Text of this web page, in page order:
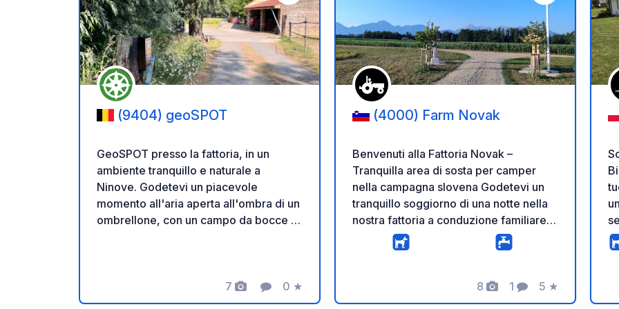
Aggiungi ai tuoi preferiti
(9404) geoSPOT
GeoSPOT presso la fattoria, in un
ambiente tranquillo e naturale a
Ninove. Godetevi un piacevole
momento all'aria aperta all'ombra di un
ombrellone, con un campo da bocce e
Ricordarsi di registrare il codice
7
Foto Commento
0
Valutazione
★
Aggiungi ai tuoi
(4000) Farm Novak
Benvenuti alla Fattoria Novak –
Tranquilla area di sosta per camper
nella campagna slovena Godetevi un
tranquillo soggiorno di una notte nella
nostra fattoria a conduzione familiare,
immersi nella natura e nell'autentica
vita rurale. L'area parcheggio è
distanza dalle nostre mucche, galline e
pony, offrendovi il perfetto equilibrio
8
Foto
1
Commento
5
Valutazione
★
tue